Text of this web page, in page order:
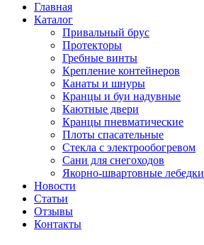
Главная
Каталог
Привальный брус
Протекторы
Гребные винты
Крепление контейнеров
Канаты и шнуры
Кранцы и буи надувные
Каютные двери
Кранцы пневматические
Плоты спасательные
Стекла с электрообогревом
Сани для снегоходов
Якорно-швартовные лебедки
Новости
Статьи
Отзывы
Контакты